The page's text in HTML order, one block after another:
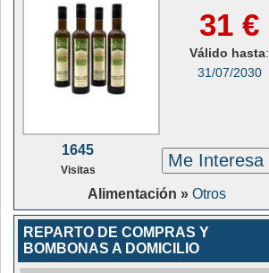
31 €
Válido hasta:
31/07/2030
1645
Visitas Me Interesa
Alimentación » Otros
REPARTO DE COMPRAS Y
BOMBONAS A DOMICILIO